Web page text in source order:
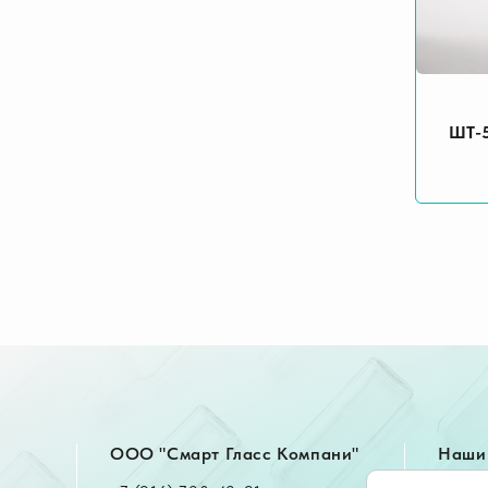
ШТ-
OOO "Смарт Гласс Компани" Наши